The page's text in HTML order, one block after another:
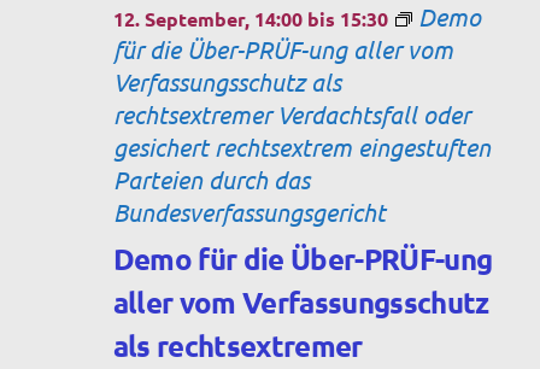
Demo für die Über-PRÜF-ung
aller vom Verfassungsschutz
als rechtsextremer
12. September, 14:00bis 15:30
Demo
für die Über-PRÜF-ung aller vom
Verfassungsschutz als
rechtsextremer Verdachtsfall oder
gesichert rechtsextrem eingestuften
Parteien durch das
Bundesverfassungsgericht